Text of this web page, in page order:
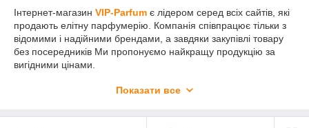
Інтернет-магазин VIP-Parfum є лідером серед всіх сайтів, які
продають елітну парфумерію. Компанія співпрацює тільки з
відомими і надійними брендами, а завдяки закупівлі товару
без посередників Ми пропонуємо найкращу продукцію за
вигідними цінами.
жінки, так і чоловіки різного віку. Хороші парфуми Hermes
Показати все